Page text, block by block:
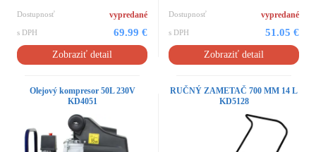
Dostupnosť vypredané
s DPH 69.99 €
Zobraziť detail
Dostupnosť vypredané
s DPH 51.05 €
Zobraziť detail
Olejový kompresor 50L 230V
KD4051
RUČNÝ ZAMETAČ 700 MM 14 L
KD5128